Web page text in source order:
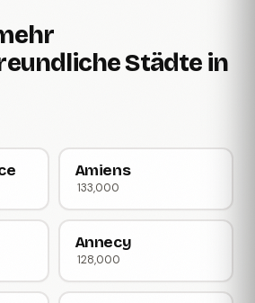
Städte in
Amiens
133,000
Annecy
128,000